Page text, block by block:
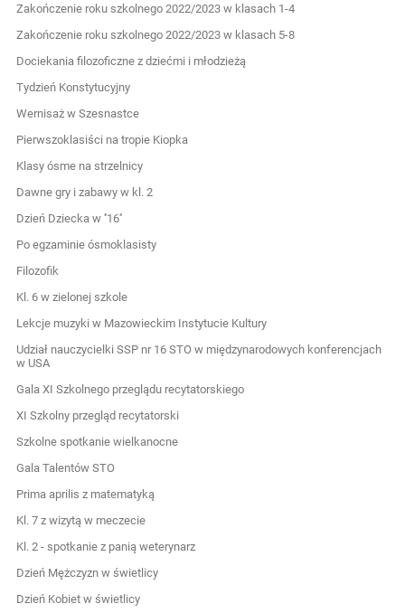
Zakończenie roku szkolnego 2022/2023 w klasach 1-4
Zakończenie roku szkolnego 2022/2023 w klasach 5-8
Dociekania filozoficzne z dziećmi i młodzieżą
Tydzień Konstytucyjny
Wernisaż w Szesnastce
Pierwszoklasiści na tropie Kiopka
Klasy ósme na strzelnicy
Dawne gry i zabawy w kl. 2
Dzień Dziecka w ''16''
Po egzaminie ósmoklasisty
Filozofik
Kl. 6 w zielonej szkole
Lekcje muzyki w Mazowieckim Instytucie Kultury
Udział nauczycielki SSP nr 16 STO w międzynarodowych konferencjach
w USA
Gala XI Szkolnego przeglądu recytatorskiego
XI Szkolny przegląd recytatorski
Szkolne spotkanie wielkanocne
Gala Talentów STO
Prima aprilis z matematyką
Kl. 7 z wizytą w meczecie
Kl. 2 - spotkanie z panią weterynarz
Dzień Mężczyzn w świetlicy
Dzień Kobiet w świetlicy